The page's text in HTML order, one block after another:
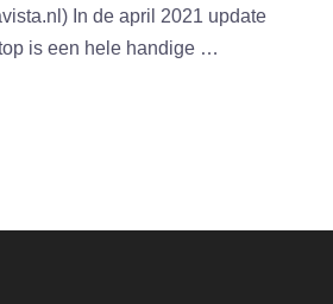
In de april 2021 update
is een hele handige …